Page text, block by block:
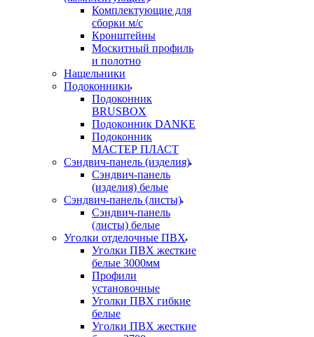
Комплектующие для
сборки м/с
Кронштейны
Москитный профиль
и полотно
Нащельники
Подоконники
Подоконник
BRUSBOX
Подоконник DANKE
Подоконник
МАСТЕР ПЛАСТ
Сэндвич-панель (изделия)
Сэндвич-панель
(изделия) белые
Сэндвич-панель (листы)
Сэндвич-панель
(листы) белые
Уголки отделочные ПВХ
Уголки ПВХ жесткие
белые 3000мм
Профили
установочные
Уголки ПВХ гибкие
белые
Уголки ПВХ жесткие